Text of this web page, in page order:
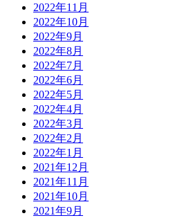
2022年11月
2022年10月
2022年9月
2022年8月
2022年7月
2022年6月
2022年5月
2022年4月
2022年3月
2022年2月
2022年1月
2021年12月
2021年11月
2021年10月
2021年9月